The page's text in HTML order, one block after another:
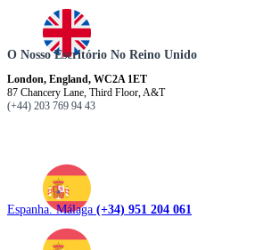
O Nosso Escritório No Reino Unido
London, England, WC2A 1ET
87 Chancery Lane, Third Floor, A&T
(+44) 203 769 94 43
Espanha. Málaga (+34) 951 204 061